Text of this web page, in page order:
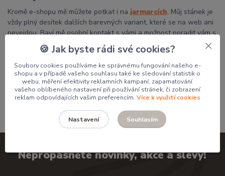
Kromě e-shopu mě můžete potkat i na jarmarcích. Můj stánek je
vždy plný desítek dalších barevných variant, které se na web ani
nevejdou. Baví mě osobní kontakt s vámi a možnost poradit vám s
výběrem přímo na místě.
Děkuji, že podporujete poctivou českou tvorbu a dáváte mým
výrobkům domov.
Pavlína
Nepropásněte novinky, akce a slevy!
🍪 Jak byste rádi své cookies?
Soubory cookies používáme ke správnému fungování našeho e-
shopu a v případě vašeho souhlasu také ke sledování statistik o
webu, měření efektivity reklamních kampaní, zapamatování
vašeho oblíbeného nastavení při používání stránek, či zobrazení
reklam odpovídajících vašim preferencím. Více k využití cookies
Nastavení Souhlasím